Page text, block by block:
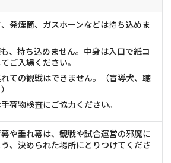
発煙筒、ガスホーンなどは持ち込めま
、持ち込めません。中身は入口で紙コ
ご入場ください。
ての観戦はできません。（盲導犬、聴
荷物検査にご協力ください。
や垂れ幕は、観戦や試合運営の邪魔に
、決められた場所にとりつけてくださ